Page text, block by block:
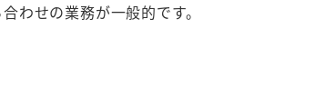
わせの業務が一般的です。